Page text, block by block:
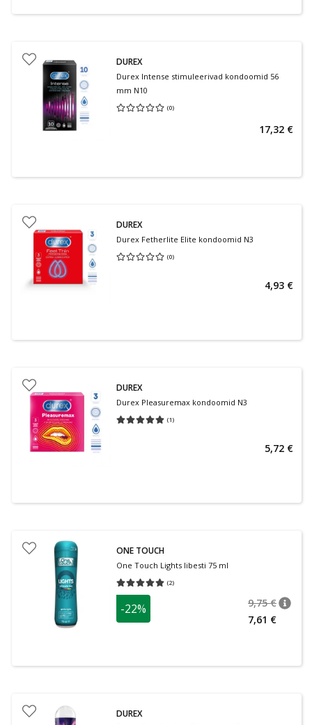
DUREX
Durex Intense stimuleerivad kondoomid 56
mm N10
(0)
Keskmine hinnang 0.00
17,32 €
DUREX
Durex Fetherlite Elite kondoomid N3
(0)
Keskmine hinnang 0.00
4,93 €
DUREX
Durex Pleasuremax kondoomid N3
(1)
Keskmine hinnang 5.00
5,72 €
ONE TOUCH
One Touch Lights libesti 75 ml
(2)
Keskmine hinnang 5.00
-22% 9,75 €
7,61 €
DUREX